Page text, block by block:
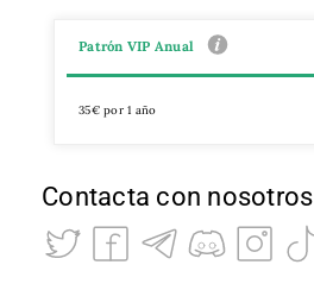
Patrón VIP Anual
35€ por 1 año
Contacta con nosotros